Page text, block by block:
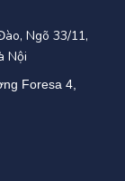
Ngõ 33/11,
Nội
Foresa 4,